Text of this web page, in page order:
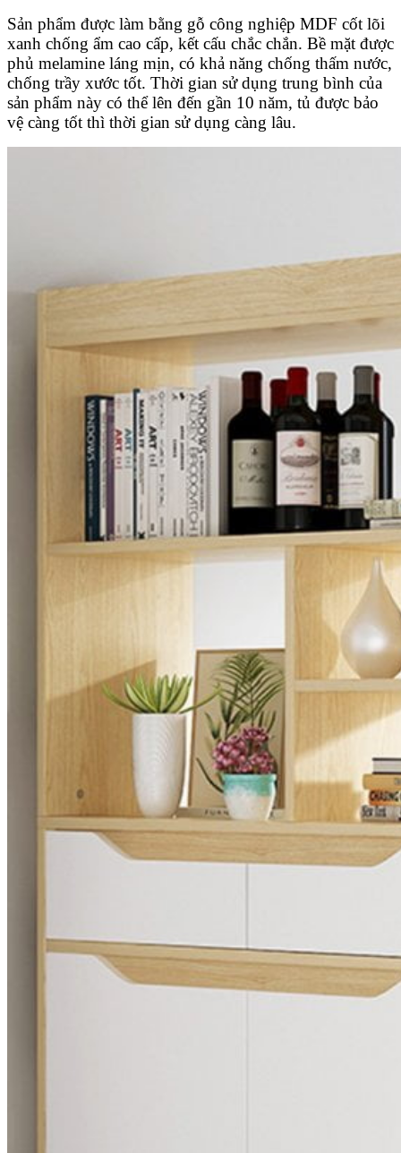
Sản phẩm được làm bằng gỗ công nghiệp MDF cốt lõi
xanh chống ẩm cao cấp, kết cấu chắc chắn. Bề mặt được
phủ melamine láng mịn, có khả năng chống thấm nước,
chống trầy xước tốt. Thời gian sử dụng trung bình của
sản phẩm này có thể lên đến gần 10 năm, tủ được bảo
vệ càng tốt thì thời gian sử dụng càng lâu.